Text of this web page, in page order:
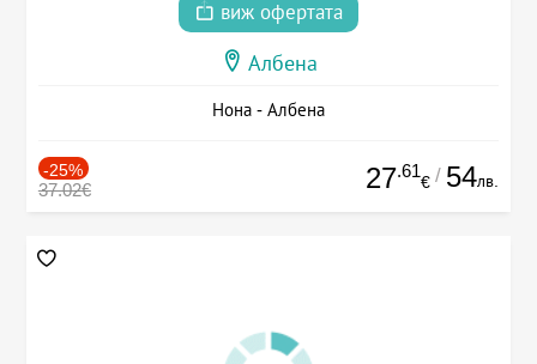
виж офертата
Албена
Нона - Албена
-25%
37.02€ 27.61
€ / 54лв.